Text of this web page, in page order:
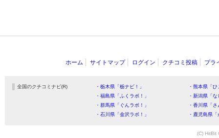
ホーム サイトマップ ログイン クチコミ投稿 プラ
全国のクチコミナビ(R) ・栃木県「栃ナビ！」
・熊本県「
・福島県「ふくラボ！」
・新潟県「
・群馬県「ぐんラボ！」
・香川県「
・石川県「金沢ラボ！」
・鹿児島県
(C) HitBit